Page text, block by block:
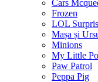
Cars
Frozen
LOL
Mașa și
Minions
My Little
Paw Patrol
Peppa Pig